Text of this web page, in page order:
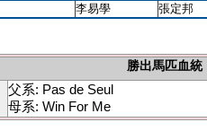
李易學
張定邦
勝出馬匹血統
父系: Pas de Seul
母系: Win For Me